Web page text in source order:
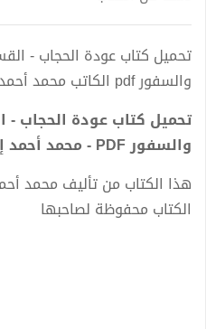
تحميل كتاب عودة الحجاب -
والسفور pdf الكاتب محمد أحمد إسماعيل المقدم
تحميل كتاب عودة الحجاب -
والسفور PDF - محمد أحمد إسماعيل المقدم
هذا الكتاب من تأليف محمد
الكتاب محفوظة لصاحبها